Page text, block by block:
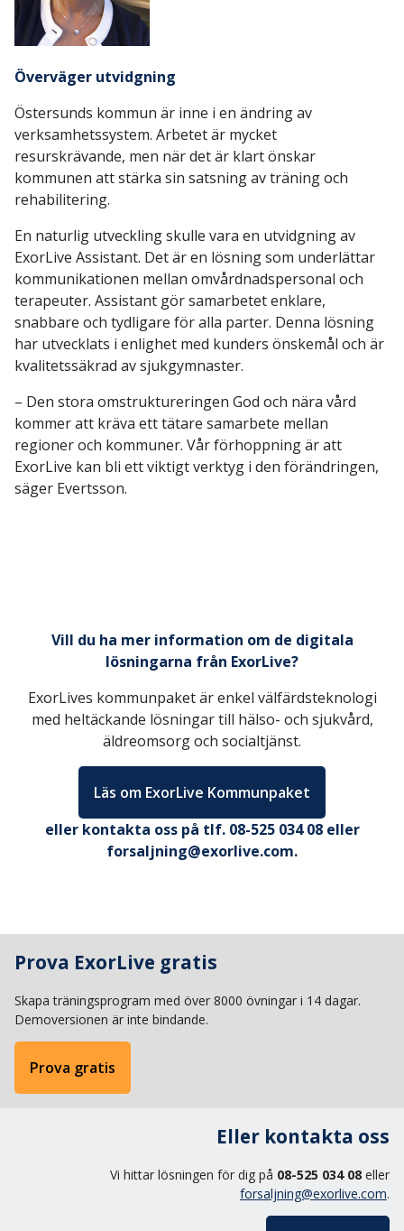
Överväger utvidgning
Östersunds kommun är inne i en ändring av
verksamhetssystem. Arbetet är mycket
resurskrävande, men när det är klart önskar
kommunen att stärka sin satsning av träning och
rehabilitering.
En naturlig utveckling skulle vara en utvidgning av
ExorLive Assistant. Det är en lösning som underlättar
kommunikationen mellan omvårdnadspersonal och
terapeuter. Assistant gör samarbetet enklare,
snabbare och tydligare för alla parter. Denna lösning
har utvecklats i enlighet med kunders önskemål och är
kvalitetssäkrad av sjukgymnaster.
– Den stora omstruktureringen God och nära vård
kommer att kräva ett tätare samarbete mellan
regioner och kommuner. Vår förhoppning är att
ExorLive kan bli ett viktigt verktyg i den förändringen,
säger Evertsson.
Vill du ha mer information om de digitala
lösningarna från ExorLive?
ExorLives kommunpaket är enkel välfärdsteknologi
med heltäckande lösningar till hälso- och sjukvård,
äldreomsorg och socialtjänst.
Läs om ExorLive Kommunpaket
eller kontakta oss på tlf. 08-525 034 08 eller
forsaljning@exorlive.com.
Prova ExorLive gratis
Skapa träningsprogram med över 8000 övningar i 14 dagar.
Demoversionen är inte bindande.
Prova gratis
Eller kontakta oss
Vi hittar lösningen för dig på 08-525 034 08 eller
forsaljning@exorlive.com.